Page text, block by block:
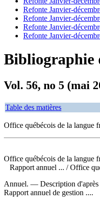
Refonte Janvier-
Refonte Janvier-
Refonte Janvier-
Refonte Janvier-
Bibliographie
Vol. 56, no 5 (mai
Table des matières
Office québécois de la langue
Office québécois de la langue
Rapport annuel ... / Office
Annuel. — Description
Rapport annuel de gestion ....